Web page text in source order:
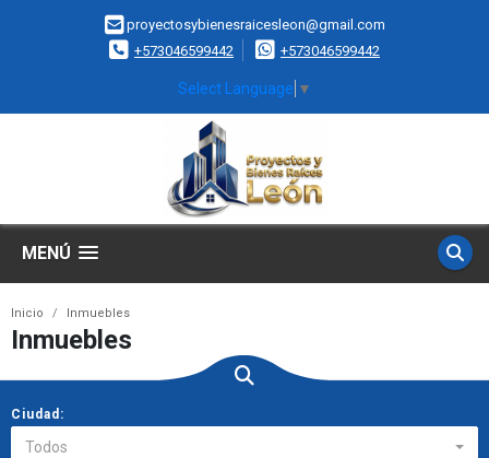
proyectosybienesraicesleon@gmail.com
+573046599442
+573046599442
Select Language ▼
MENÚ
Inicio Inmuebles
Inmuebles
Ciudad:
Todos